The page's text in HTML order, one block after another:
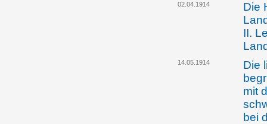
02.04.1914
Die
II.
14.05.1914
Die
mit
bei